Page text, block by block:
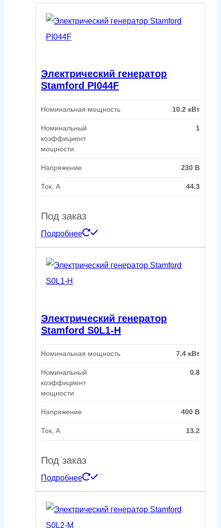
Электрический генератор
Stamford PI044F
Номинальная мощность 10.2 кВт
Номинальный
коэффициент
мощности
1
Напряжение 230 В
Ток, А 44.3
Под заказ
Подробнее
Электрический генератор
Stamford S0L1-H
Номинальная мощность 7.4 кВт
Номинальный
коэффициент
мощности
0.8
Напряжение 400 В
Ток, А 13.2
Под заказ
Подробнее